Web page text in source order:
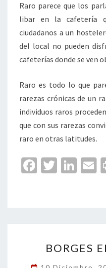
Raro parece que los
libar en la cafetería
ciudadanos a un
del local no pueden
cafeterías donde se ven
Raro es todo lo que
rarezas crónicas de un
individuos raros
que con sus rarezas
raro en otras latitudes.
Fa
o
o
T
er
Li
dI
n
E
l
BORGES